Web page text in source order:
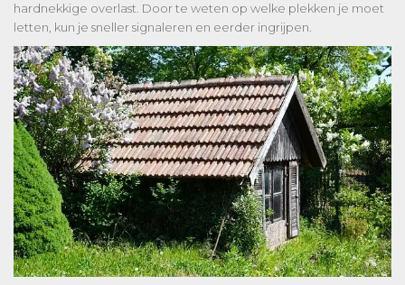
hardnekkige overlast. Door te weten op welke plekken je moet
letten, kun je sneller signaleren en eerder ingrijpen.